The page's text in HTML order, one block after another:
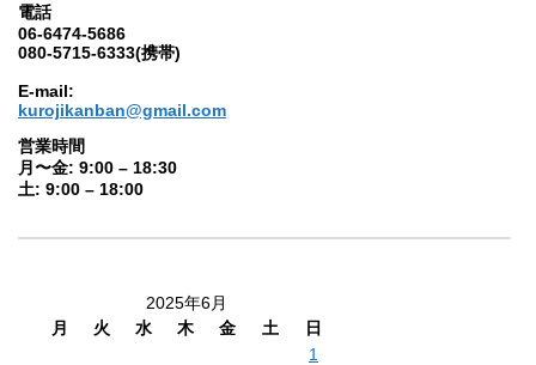
電話
06-6474-5686
080-5715-6333(携帯)
E-mail:
kurojikanban@gmail.com
営業時間
月〜金: 9:00 – 18:30
土: 9:00 – 18:00
2025年6月
月
火 水 木 金 土
日
1